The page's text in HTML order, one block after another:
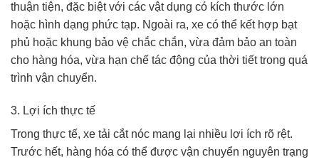
thuận tiện, đặc biệt với các vật dụng có kích thước lớn
hoặc hình dạng phức tạp. Ngoài ra, xe có thể kết hợp bạt
phủ hoặc khung bảo vệ chắc chắn, vừa đảm bảo an toàn
cho hàng hóa, vừa hạn chế tác động của thời tiết trong quá
trình vận chuyển.
3. Lợi ích thực tế
Trong thực tế, xe tải cắt nóc mang lại nhiều lợi ích rõ rệt.
Trước hết, hàng hóa có thể được vận chuyển nguyên trạng